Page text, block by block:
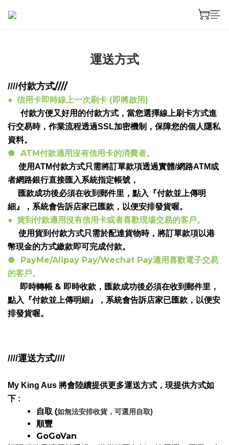
運送方式
////付款方式////
● 信用卡即時線上一次刷卡 (即將啟用)
付款方便又好用的付款方式，當您選擇線上刷卡方式進
行交易時，作業流程透過SSL加密機制，保障您的個人隱私
資料。
● ATM付款適用沒有信用卡的消費者。
使用ATM付款方式只需將訂單款項透過實體/網路ATM或
者網路銀行直接匯入系統指定帳號，
匯款成功後必須在收到郵件里，點入『付款並上傳明
細』，系統會告訴店家已匯款，以便安排發貨喔。
● 貨到付款適用沒有信用卡或者喜歡現場交易的客戶。
使用貨到付款方式只需於配達貨物時，將訂單款項以港
幣現金的方式繳款即可完成付款。
● PayMe/Alipay Pay/Wechat Pay適用喜歡電子交易
的客戶。
即時轉帳 & 即時收款， 匯款成功後必須在收到郵件里，
點入『付款並上傳明細』，系統會告訴店家已匯款，以便安
排發貨喔。
////運送方式////
My King Aus 將會陸續提供更多運送方式， 現提供方式如
下 :
自取 (如無法安排收貨，可選用自取)
順豐
GoGoVan